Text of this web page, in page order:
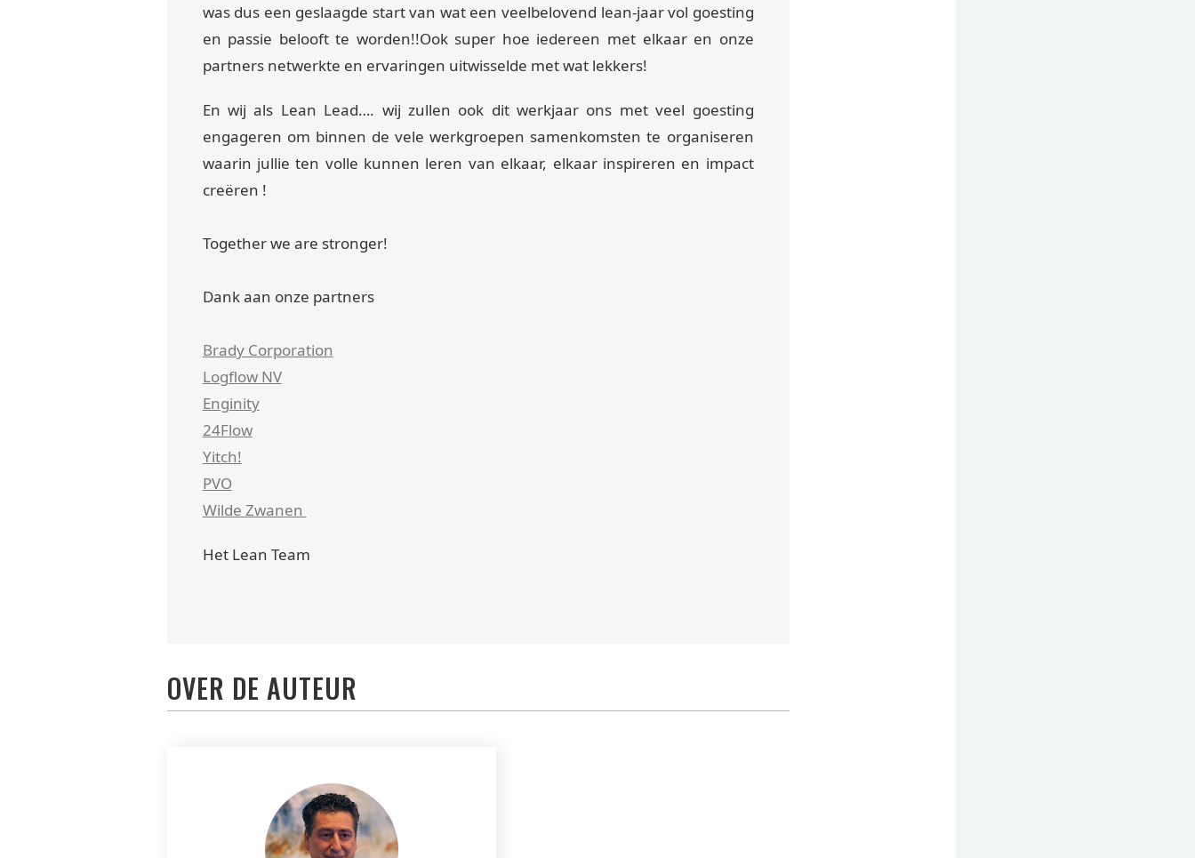
was dus een geslaagde start van wat een veelbelovend lean-jaar vol goesting
en passie belooft te worden!!Ook super hoe iedereen met elkaar en onze
partners netwerkte en ervaringen uitwisselde met wat lekkers!
En wij als Lean Lead…. wij zullen ook dit werkjaar ons met veel goesting
engageren om binnen de vele werkgroepen samenkomsten te organiseren
waarin jullie ten volle kunnen leren van elkaar, elkaar inspireren en impact
creëren !
Together we are stronger!
Dank aan onze partners
Brady Corporation
Logflow NV
Enginity
24Flow
Yitch!
PVO
Wilde Zwanen
Het Lean Team
OVER DE AUTEUR